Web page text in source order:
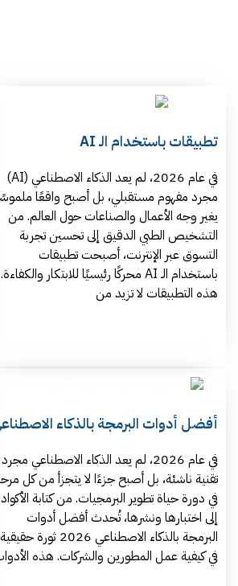
تطبيقات باستخدام الـ AI
في عام 2026، لم يعد الذكاء الاصطناعي (AI)
مجرد مفهوم مستقبلي، بل أصبح واقعًا
يغير وجه الأعمال والصناعات حول العالم. من
التشخيص الطبي الدقيق إلى تحسين تجربة
التسوق عبر الإنترنت، أصبحت تطبيقات
باستخدام الـ AI محركًا رئيسيًا للابتكار والكفاءة.
هذه التطبيقات لا تزيد من
أفضل أدوات البرمجة بالذكاء
في عام 2026، لم يعد الذكاء الاصطناعي مجرد
تقنية ناشئة، بل أصبح جزءًا لا يتجزأ من كل
في دورة حياة تطوير البرمجيات. من كتابة الأكواد
إلى اختبارها ونشرها، تُحدث أفضل أدوات
البرمجة بالذكاء الاصطناعي 2026 ثورة حقيقية
في كيفية عمل المطورين والشركات. هذه